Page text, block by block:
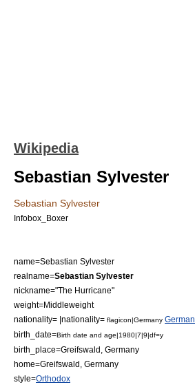
Wikipedia
Sebastian Sylvester
Sebastian Sylvester
Infobox_Boxer
name=Sebastian Sylvester
realname=Sebastian Sylvester
nickname="The Hurricane"
weight=Middleweight
nationality= |nationality= flagicon|Germany German
birth_date=Birth date and age|1980|7|9|df=y
birth_place=Greifswald, Germany
home=Greifswald, Germany
style=Orthodox